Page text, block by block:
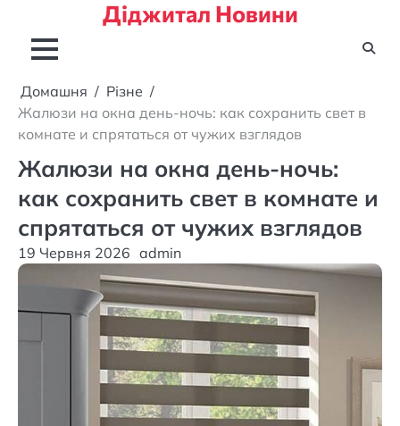
вмісту
Діджитал Новини
Домашня
Різне
Жалюзи на окна день-ночь: как сохранить свет в
комнате и спрятаться от чужих взглядов
Жалюзи на окна день-ночь:
как сохранить свет в комнате и
спрятаться от чужих взглядов
19 Червня 2026 admin